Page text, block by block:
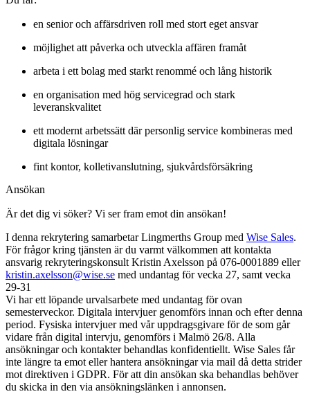
en senior och affärsdriven roll med stort eget ansvar
möjlighet att påverka och utveckla affären framåt
arbeta i ett bolag med starkt renommé och lång historik
en organisation med hög servicegrad och stark
leveranskvalitet
ett modernt arbetssätt där personlig service kombineras med
digitala lösningar
fint kontor, kolletivanslutning, sjukvårdsförsäkring
Ansökan
Är det dig vi söker? Vi ser fram emot din ansökan!
I denna rekrytering samarbetar Lingmerths Group med Wise Sales.
För frågor kring tjänsten är du varmt välkommen att kontakta
ansvarig rekryteringskonsult Kristin Axelsson på 076-0001889 eller
kristin.axelsson@wise.se med undantag för vecka 27, samt vecka
29-31
Vi har ett löpande urvalsarbete med undantag för ovan
semesterveckor. Digitala intervjuer genomförs innan och efter denna
period. Fysiska intervjuer med vår uppdragsgivare för de som går
vidare från digital intervju, genomförs i Malmö 26/8. Alla
ansökningar och kontakter behandlas konfidentiellt. Wise Sales får
inte längre ta emot eller hantera ansökningar via mail då detta strider
mot direktiven i GDPR. För att din ansökan ska behandlas behöver
du skicka in den via ansökningslänken i annonsen.